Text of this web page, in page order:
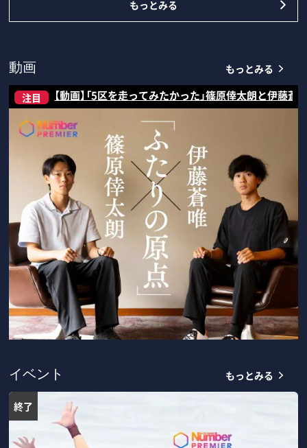
もっとみる
動画 もっとみる
注目 【動画】「5区を走ってみたかった」篠原倖太朗と伊藤
イベント もっとみる
終了